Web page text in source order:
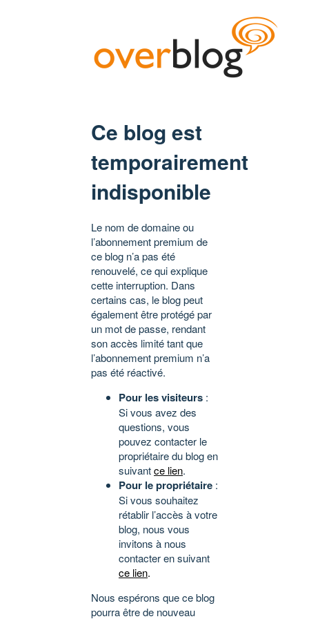
Ce blog est
temporairement
indisponible
Le nom de domaine ou
l’abonnement premium de
ce blog n’a pas été
renouvelé, ce qui explique
cette interruption. Dans
certains cas, le blog peut
également être protégé par
un mot de passe, rendant
son accès limité tant que
l’abonnement premium n’a
pas été réactivé.
Pour les visiteurs :
Si vous avez des
questions, vous
pouvez contacter le
propriétaire du blog en
suivantce lien.
Pour le propriétaire :
Si vous souhaitez
rétablir l’accès à votre
blog, nous vous
invitons à nous
contacter en suivant
ce lien.
Nous espérons que ce blog
pourra être de nouveau